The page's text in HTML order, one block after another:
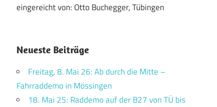
eingereicht von: Otto Buchegger, Tübingen
Neueste Beiträge
Freitag, 8. Mai 26: Ab durch die Mitte –
Fahrraddemo in Mössingen
18. Mai 25: Raddemo auf der B27 von TÜ bis